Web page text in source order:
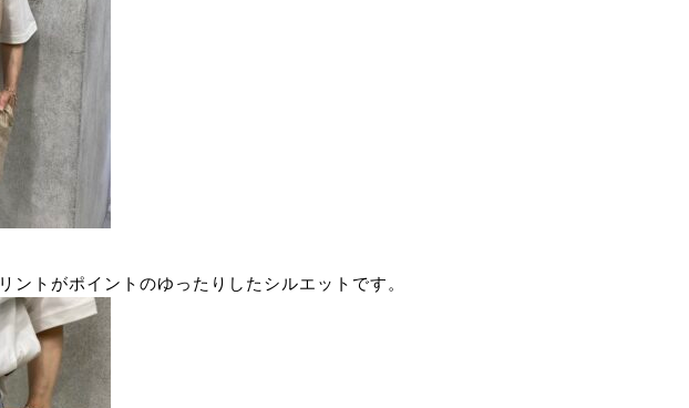
トがポイントのゆったりしたシルエットです。